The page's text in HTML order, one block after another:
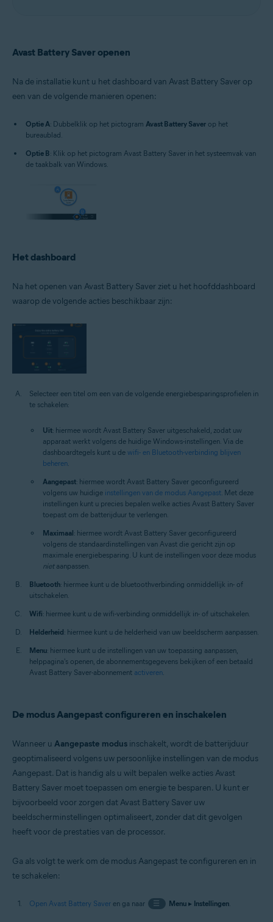
Avast Battery Saver openen
Na de installatie kunt u het dashboard van Avast Battery Saver op
een van de volgende manieren openen:
Optie A: Dubbelklik op het pictogram Avast Battery Saver op het
bureaublad.
Optie B: Klik op het pictogram Avast Battery Saver in het systeemvak van
de taakbalk van Windows.
Het dashboard
Na het openen van Avast Battery Saver ziet u het hoofddashboard
waarop de volgende acties beschikbaar zijn:
Selecteer een titel om een van de volgende energiebesparingsprofielen in
te schakelen:
Uit: hiermee wordt Avast Battery Saver uitgeschakeld, zodat uw
apparaat werkt volgens de huidige Windows-instellingen. Via de
dashboardtegels kunt u de wifi- en Bluetooth-verbinding blijven
beheren
Aangepast: hiermee wordt Avast Battery Saver geconfigureerd
volgens uw huidige instellingen van de modus Aangepast . Met deze
instellingen kunt u precies bepalen welke acties Avast Battery Saver
toepast om de batterijduur te verlengen.
Maximaal: hiermee wordt Avast Battery Saver geconfigureerd
volgens de standaardinstellingen van Avast die gericht zijn op
maximale energiebesparing. U kunt de instellingen voor deze modus
nietaanpassen.
Bluetooth: hiermee kunt u de bluetoothverbinding onmiddellijk in- of
uitschakelen.
Wifi: hiermee kunt u de wifi-verbinding onmiddellijk in- of uitschakelen.
Helderheid: hiermee kunt u de helderheid van uw beeldscherm aanpassen.
Menu: hiermee kunt u de instellingen van uw toepassing aanpassen,
helppagina's openen, de abonnementsgegevens bekijken of een betaald
Avast Battery Saver-abonnement activeren
De modus Aangepast configureren en inschakelen
Wanneer u Aangepaste modus inschakelt, wordt de batterijduur
geoptimaliseerd volgens uw persoonlijke instellingen van de modus
Aangepast. Dat is handig als u wilt bepalen welke acties Avast
Battery Saver moet toepassen om energie te besparen. U kunt er
bijvoorbeeld voor zorgen dat Avast Battery Saver uw
beeldscherminstellingen optimaliseert, zonder dat dit gevolgen
heeft voor de prestaties van de processor.
Ga als volgt te werk om de modus Aangepast te configureren en in
te schakelen:
Open Avast Battery Saver en ga naar ☰ Menu▸ Instellingen.